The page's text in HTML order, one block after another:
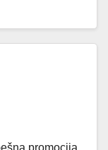
promocija